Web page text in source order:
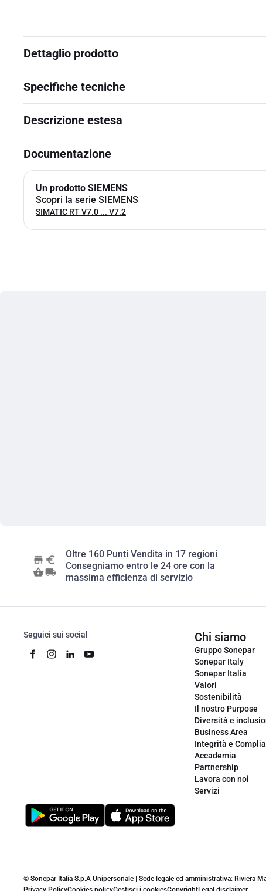
Dettaglio prodotto
Specifiche tecniche
Descrizione estesa
Documentazione
Un prodotto SIEMENS
Scopri la serie SIEMENS
SIMATIC RT V7.0 ... V7.2
Oltre 160 Punti Vendita in 17 regioni
Consegniamo entro le 24 ore con la
massima efficienza di servizio
Seguici sui social Chi siamo
Gruppo Sonepar
Sonepar Italy
Sonepar Italia
Valori
Sostenibilità
Il nostro Purpose
Diversità e
Business Area
Integrità e
Accademia
Partnership
Lavora con noi
Servizi
© Sonepar Italia S.p.A Unipersonale | Sede legale ed amministrativa: Riviera